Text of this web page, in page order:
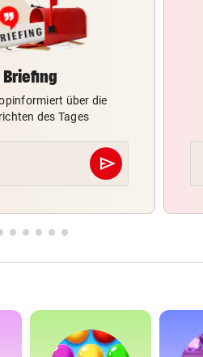
Briefing
über die
des Tages
send
Abschicken